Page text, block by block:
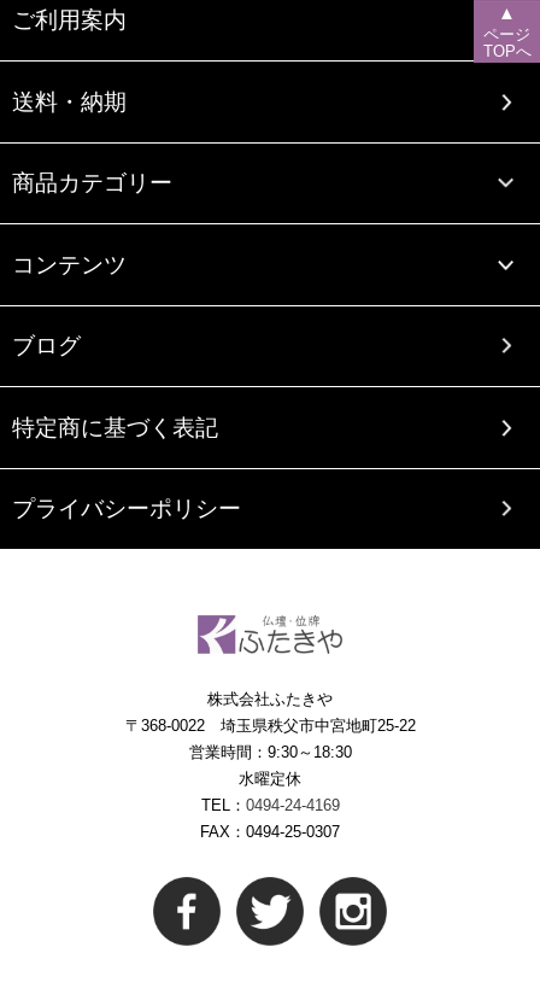
ご利用案内
送料・納期
商品カテゴリー
コンテンツ
ブログ
特定商に基づく表記
プライバシーポリシー
株式会社ふたきや
〒368-0022 埼玉県秩父市中宮地町25-22
営業時間：9:30～18:30
水曜定休
TEL： 0494-24-4169
FAX：0494-25-0307
▲
ページ
TOPへ